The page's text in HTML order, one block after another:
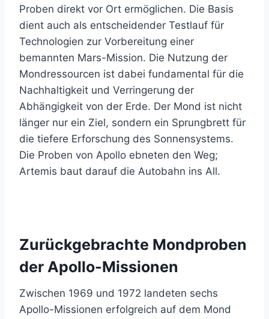
Proben direkt vor Ort ermöglichen. Die Basis
dient auch als entscheidender Testlauf für
Technologien zur Vorbereitung einer
bemannten Mars-Mission. Die Nutzung der
Mondressourcen ist dabei fundamental für die
Nachhaltigkeit und Verringerung der
Abhängigkeit von der Erde. Der Mond ist nicht
länger nur ein Ziel, sondern ein Sprungbrett für
die tiefere Erforschung des Sonnensystems.
Die Proben von Apollo ebneten den Weg;
Artemis baut darauf die Autobahn ins All.
Zurückgebrachte Mondproben
der Apollo-Missionen
Zwischen 1969 und 1972 landeten sechs
Apollo-Missionen erfolgreich auf dem Mond